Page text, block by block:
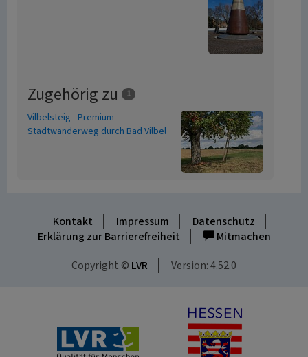
Zugehörig zu 1
Vilbelsteig - Premium-
Stadtwanderweg durch Bad Vilbel
Kontakt Impressum
Datenschutz
Erklärung zur Barrierefreiheit
Mitmachen
Copyright © LVR Version: 4.52.0